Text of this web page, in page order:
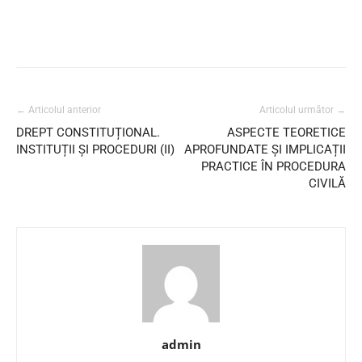
← Articolul anterior
DREPT CONSTITUȚIONAL.
INSTITUȚII ȘI PROCEDURI (II)
Articolul următor →
ASPECTE TEORETICE
APROFUNDATE ȘI IMPLICAȚII
PRACTICE ÎN PROCEDURA
CIVILĂ
admin